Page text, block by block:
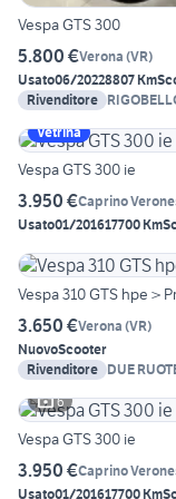
Vespa GTS 300
5.800 €Verona (VR)
Usato06/20228807 Km
Rivenditore
Vetrina
Vespa GTS 300 ie
3.950 €Caprino
Usato01/201617700 Km
Vespa 310 GTS hpe >
3.650 €Verona (VR)
NuovoScooter
Rivenditore DUE
6
Vespa GTS 300 ie
3.950 €Caprino
Usato01/201617700 Km